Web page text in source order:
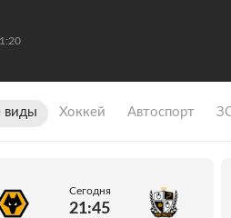
виды Хоккей Автоспорт
Сегодня
21:45